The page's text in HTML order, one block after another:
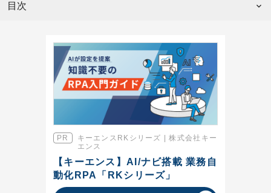
目次
キーエンスRKシリーズ | 株式会社キー
エンス
【キーエンス】AI/ナビ搭載 業務自
動化RPA「RKシリーズ」